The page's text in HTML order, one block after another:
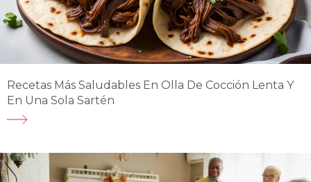
Recetas Más Saludables En Olla De Cocción Lenta Y
En Una Sola Sartén